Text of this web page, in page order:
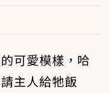
可愛模樣，哈
主人給牠飯